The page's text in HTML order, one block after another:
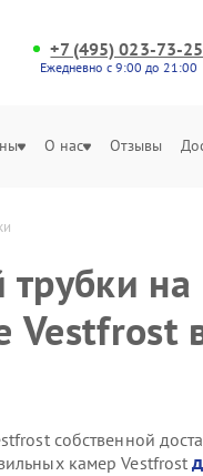
+7 (495) 023-73-25
Ежедневно с 9:00 до 21:00
О нас Отзывы
на
Vestfrost
собственной
камер Vestfrost